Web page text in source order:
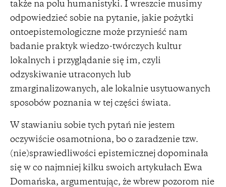
także na polu humanistyki. I wreszcie musimy
odpowiedzieć sobie na pytanie, jakie pożytki
ontoepistemologiczne może przynieść nam
badanie praktyk wiedzo-twórczych kultur
lokalnych i przyglądanie się im, czyli
odzyskiwanie utraconych lub
zmarginalizowanych, ale lokalnie usytuowanych
sposobów poznania w tej części świata.
W stawianiu sobie tych pytań nie jestem
oczywiście osamotniona, bo o zaradzenie tzw.
(nie)sprawiedliwości epistemicznej dopominała
się w co najmniej kilku swoich artykułach Ewa
Domańska, argumentując, że wbrew pozorom nie